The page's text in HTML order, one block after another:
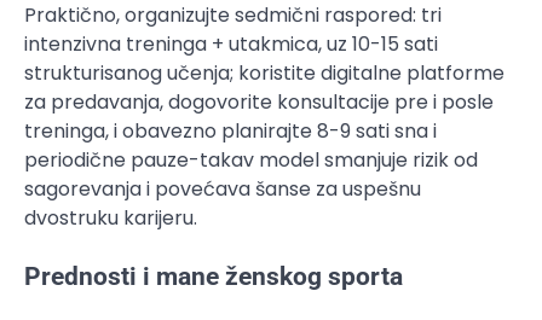
Praktično, organizujte sedmični raspored: tri
intenzivna treninga + utakmica, uz 10-15 sati
strukturisanog učenja; koristite digitalne platforme
za predavanja, dogovorite konsultacije pre i posle
treninga, i obavezno planirajte 8-9 sati sna i
periodične pauze-takav model smanjuje rizik od
sagorevanja i povećava šanse za uspešnu
dvostruku karijeru.
Prednosti i mane ženskog sporta